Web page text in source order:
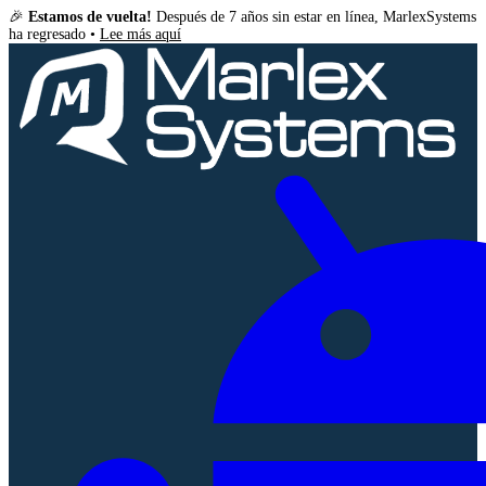
🎉 Estamos de vuelta! Después de 7 años sin estar en línea, MarlexSystems
ha regresado • Lee más aquí